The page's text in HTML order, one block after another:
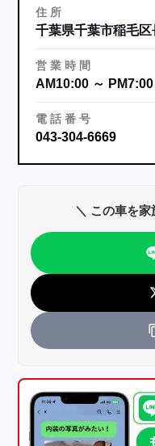
住 所
千葉県千葉市稲毛
営 業 時 間
AM10:00 ～ PM7:00
電 話 番 号
043-304-6669
＼ この車を